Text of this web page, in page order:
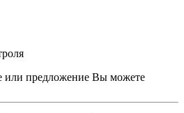
или предложение Вы можете